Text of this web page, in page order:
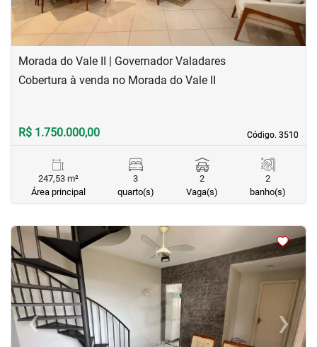
Morada do Vale II | Governador Valadares
Código. 3510
Código. 3510
Cobertura à venda no Morada do Vale II
R$ 1.750.000,00
247,53 m²
Área principal
3
quarto(s)
2
Vaga(s)
2
banho(s)
<< <
‹Previous ›
Next